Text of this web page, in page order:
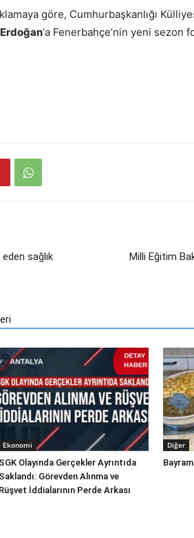
göre, Cumhurbaşkanlığı
‘a Fenerbahçe’nin yeni sezon
sağlık
Milli Eğitim
Ekonomi
SGK Olayında Gerçekler Ayrıntıda
Saklandı: Görevden Alınma ve
Rüşvet İddialarının Perde Arkası
Diğer